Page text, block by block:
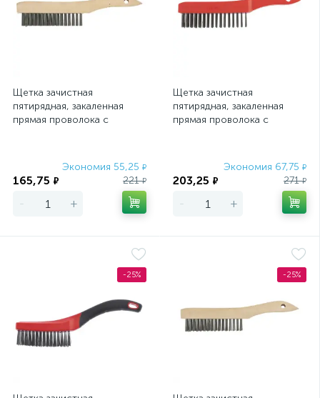
Щетка зачистная
пятирядная, закаленная
прямая проволока с
Экономия 55,25 ₽
165,75 ₽ 221₽
- +
Щетка зачистная
пятирядная, закаленная
прямая проволока с
Экономия 67,75 ₽
203,25 ₽ 271₽
- +
-25% -25%